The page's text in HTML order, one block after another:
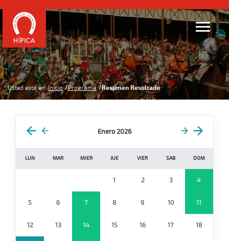
Usted está en: Inicio Programa Resumen Resultado
Enero 2026
LUN MAR MIER JUE VIER SAB DOM
1 2 3 4
5 6 7 8 9 10 11
12 13 14 15 16 17 18